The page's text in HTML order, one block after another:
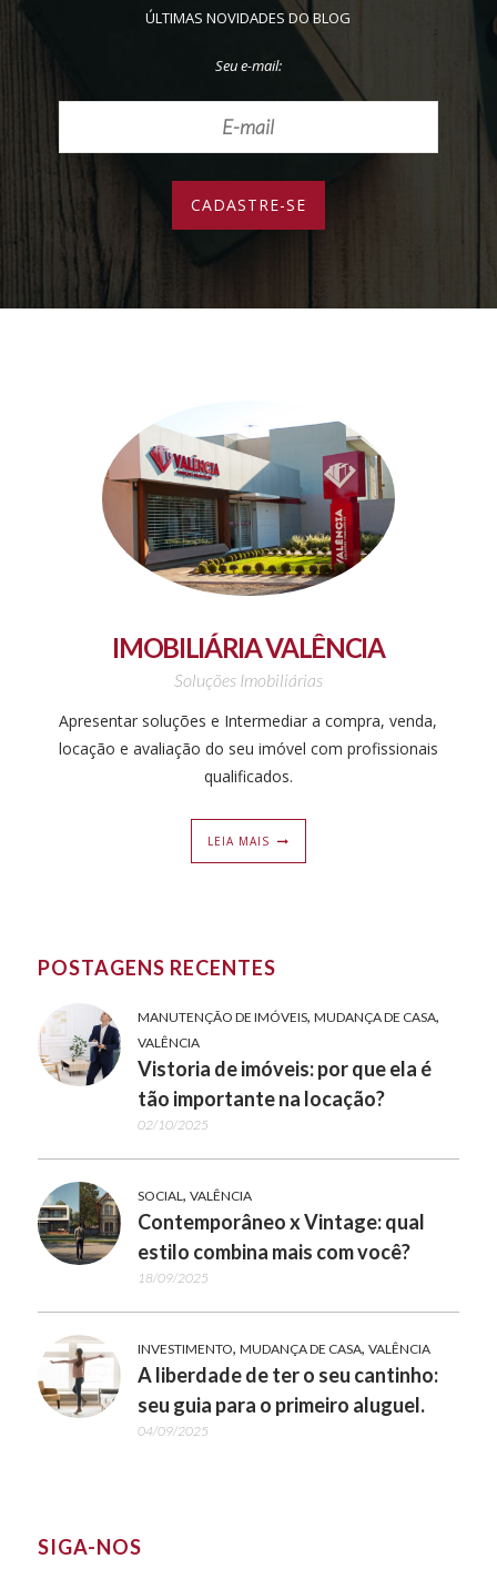
ÚLTIMAS NOVIDADES DO BLOG
Seu e-mail:
IMOBILIÁRIA VALÊNCIA
Soluções Imobiliárias
Apresentar soluções e Intermediar a compra, venda,
locação e avaliação do seu imóvel com profissionais
qualificados.
LEIA MAIS
POSTAGENS RECENTES
MANUTENÇÃO DE IMÓVEIS, MUDANÇA DE CASA,
VALÊNCIA
Vistoria de imóveis: por que ela é
tão importante na locação?
02/10/2025
SOCIAL, VALÊNCIA
Contemporâneo x Vintage: qual
estilo combina mais com você?
18/09/2025
INVESTIMENTO, MUDANÇA DE CASA, VALÊNCIA
A liberdade de ter o seu cantinho:
seu guia para o primeiro aluguel.
04/09/2025
SIGA-NOS